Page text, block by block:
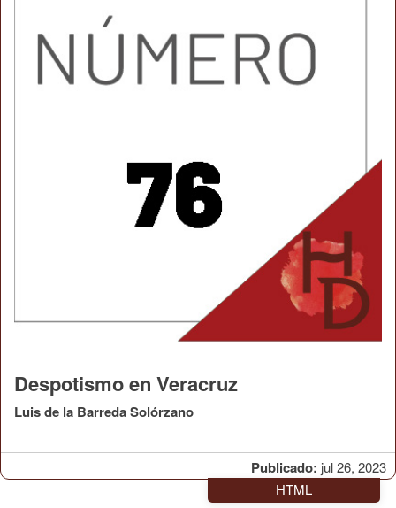
Publicado: jul 26, 2023
Despotismo en Veracruz
Luis de la Barreda Solórzano
HTML